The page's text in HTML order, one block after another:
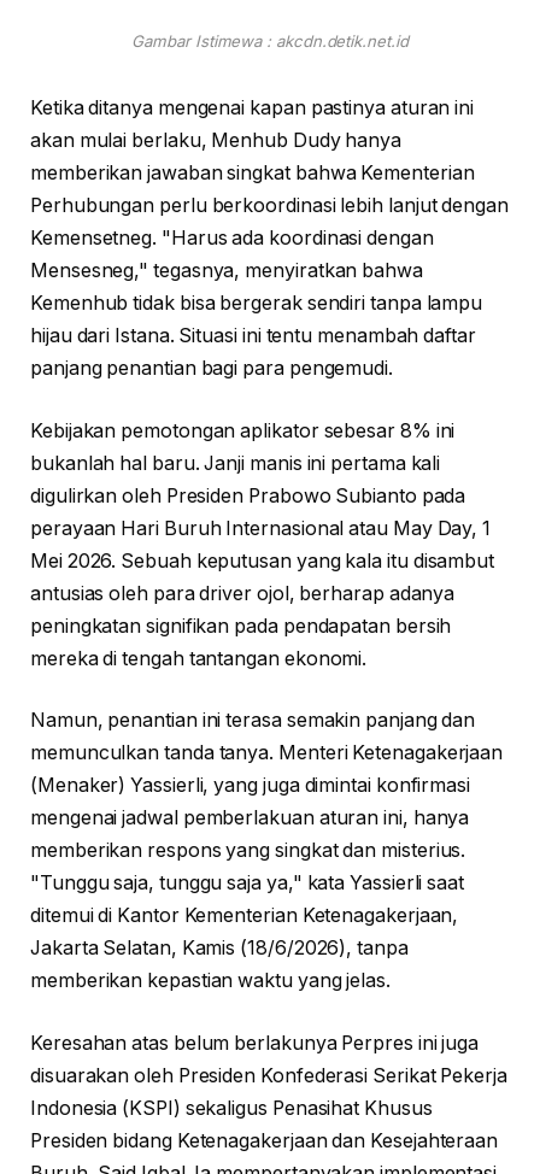
Gambar Istimewa : akcdn.detik.net.id
Ketika ditanya mengenai kapan pastinya aturan ini
akan mulai berlaku, Menhub Dudy hanya
memberikan jawaban singkat bahwa Kementerian
Perhubungan perlu berkoordinasi lebih lanjut dengan
Kemensetneg. "Harus ada koordinasi dengan
Mensesneg," tegasnya, menyiratkan bahwa
Kemenhub tidak bisa bergerak sendiri tanpa lampu
hijau dari Istana. Situasi ini tentu menambah daftar
panjang penantian bagi para pengemudi.
Kebijakan pemotongan aplikator sebesar 8% ini
bukanlah hal baru. Janji manis ini pertama kali
digulirkan oleh Presiden Prabowo Subianto pada
perayaan Hari Buruh Internasional atau May Day, 1
Mei 2026. Sebuah keputusan yang kala itu disambut
antusias oleh para driver ojol, berharap adanya
peningkatan signifikan pada pendapatan bersih
mereka di tengah tantangan ekonomi.
Namun, penantian ini terasa semakin panjang dan
memunculkan tanda tanya. Menteri Ketenagakerjaan
(Menaker) Yassierli, yang juga dimintai konfirmasi
mengenai jadwal pemberlakuan aturan ini, hanya
memberikan respons yang singkat dan misterius.
"Tunggu saja, tunggu saja ya," kata Yassierli saat
ditemui di Kantor Kementerian Ketenagakerjaan,
Jakarta Selatan, Kamis (18/6/2026), tanpa
memberikan kepastian waktu yang jelas.
Keresahan atas belum berlakunya Perpres ini juga
disuarakan oleh Presiden Konfederasi Serikat Pekerja
Indonesia (KSPI) sekaligus Penasihat Khusus
Presiden bidang Ketenagakerjaan dan Kesejahteraan